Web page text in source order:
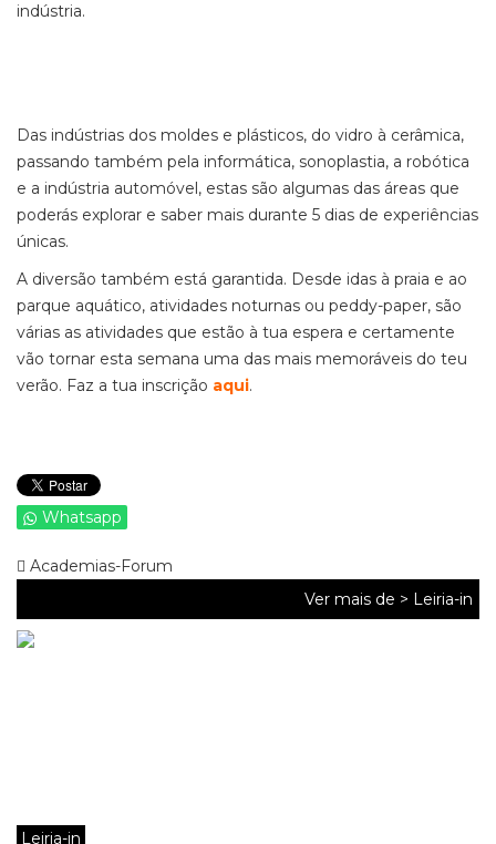
indústria.
Das indústrias dos moldes e plásticos, do vidro à cerâmica,
passando também pela informática, sonoplastia, a robótica
e a indústria automóvel, estas são algumas das áreas que
poderás explorar e saber mais durante 5 dias de experiências
únicas.
A diversão também está garantida. Desde idas à praia e ao
parque aquático, atividades noturnas ou peddy-paper, são
várias as atividades que estão à tua espera e certamente
vão tornar esta semana uma das mais memoráveis do teu
verão. Faz a tua inscrição aqui.
Whatsapp
Academias-Forum
Ver mais de > Leiria-in
Leiria-in